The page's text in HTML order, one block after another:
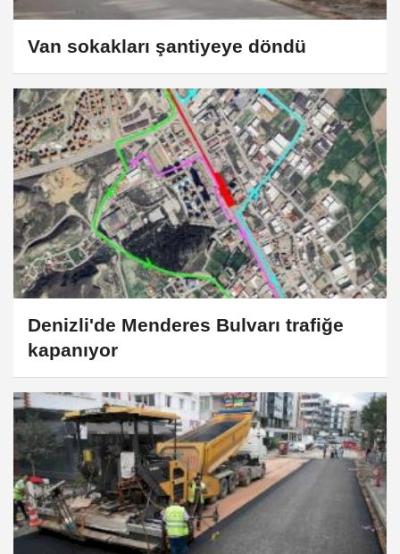
Van sokakları şantiyeye döndü
Denizli'de Menderes Bulvarı trafiğe
kapanıyor